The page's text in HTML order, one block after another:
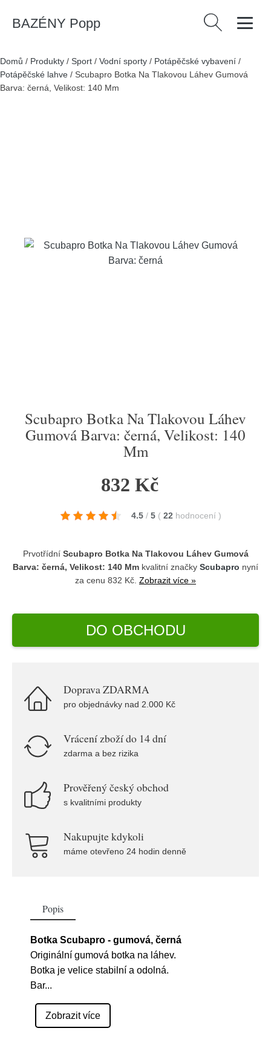
BAZÉNY Popp Vyhledávání
Domů / Produkty / Sport / Vodní sporty / Potápěčské vybavení /
Potápěčské lahve / Scubapro Botka Na Tlakovou Láhev Gumová
Barva: černá, Velikost: 140 Mm
Scubapro Botka Na Tlakovou Láhev
Gumová Barva: černá, Velikost: 140
Mm
832 Kč
4.5 / 5 ( 22 hodnocení )
Prvotřídní Scubapro Botka Na Tlakovou Láhev Gumová
Barva: černá, Velikost: 140 Mm kvalitní značky Scubapro nyní
za cenu 832 Kč. Zobrazit více »
DO OBCHODU
Doprava ZDARMA
pro objednávky nad 2.000 Kč
Vrácení zboží do 14 dní
zdarma a bez rizika
Prověřený český obchod
s kvalitními produkty
Nakupujte kdykoli
máme otevřeno 24 hodin denně
Popis
Botka Scubapro - gumová, černá
Originální gumová botka na láhev.
Botka je velice stabilní a odolná.
Bar...
Zobrazit více